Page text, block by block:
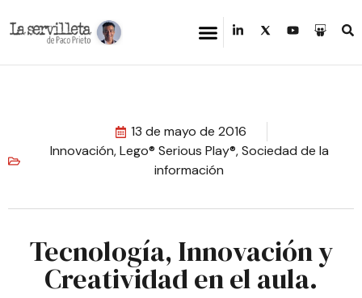
13 de mayo de 2016
Innovación,Lego® Serious Play®,Sociedad de la
información
Tecnología, Innovación y
Creatividad en el aula.